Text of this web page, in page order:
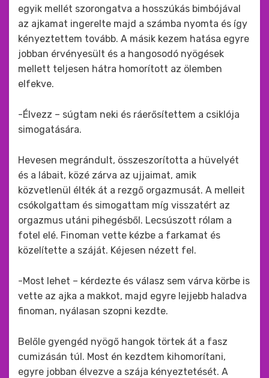
egyik mellét szorongatva a hosszúkás bimbójával
az ajkamat ingerelte majd a számba nyomta és így
kényeztettem tovább. A másik kezem hatása egyre
jobban érvényesült és a hangosodó nyögések
mellett teljesen hátra homorított az ölemben
elfekve.
-Élvezz – súgtam neki és ráerősítettem a csiklója
simogatására.
Hevesen megrándult, összeszorította a hüvelyét
és a lábait, közé zárva az ujjaimat, amik
közvetlenül élték át a rezgő orgazmusát. A melleit
csókolgattam és simogattam míg visszatért az
orgazmus utáni pihegésből. Lecsúszott rólam a
fotel elé. Finoman vette kézbe a farkamat és
közelítette a száját. Kéjesen nézett fel.
-Most lehet – kérdezte és válasz sem várva körbe is
vette az ajka a makkot, majd egyre lejjebb haladva
finoman, nyálasan szopni kezdte.
Belőle gyengéd nyögő hangok törtek át a fasz
cumizásán túl. Most én kezdtem kihomorítani,
egyre jobban élvezve a szája kényeztetését. A